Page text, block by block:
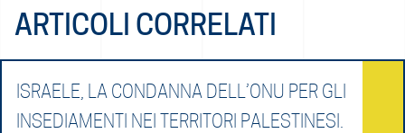
ARTICOLI CORRELATI
ISRAELE, LA CONDANNA DELL’ONU PER GLI
INSEDIAMENTI NEI TERRITORI PALESTINESI.